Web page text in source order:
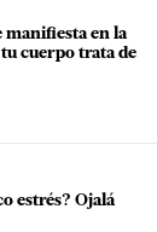
manifiesta en la
tu cuerpo trata de
estrés? Ojalá